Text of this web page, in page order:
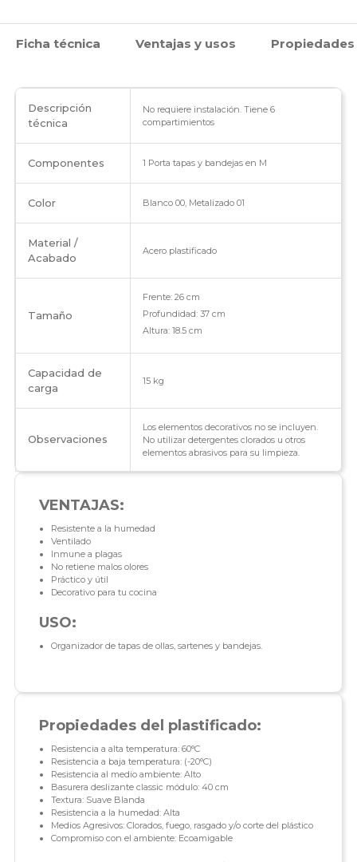
Ficha técnica Ventajas y usos Propiedades
Descripción
técnica
No requiere instalación. Tiene 6
compartimientos
Componentes 1 Porta tapas y bandejas en M
Color Blanco 00, Metalizado 01
Material /
Acabado
Acero plastificado
Tamaño
Frente: 26 cm
Profundidad: 37 cm
Altura: 18.5 cm
Capacidad de
carga
15 kg
Observaciones
Los elementos decorativos no se incluyen.
No utilizar detergentes clorados u otros
elementos abrasivos para su limpieza.
VENTAJAS:
Resistente a la humedad
Ventilado
Inmune a plagas
No retiene malos olores
Práctico y útil
Decorativo para tu cocina
USO:
Organizador de tapas de ollas, sartenes y bandejas.
Propiedades del plastificado:
Resistencia a alta temperatura: 60°C
Resistencia a baja temperatura: (-20°C)
Resistencia al medio ambiente: Alto
Basurera deslizante classic módulo: 40 cm
Textura: Suave Blanda
Resistencia a la humedad: Alta
Medios Agresivos: Clorados, fuego, rasgado y/o corte del plástico
Compromiso con el ambiente: Ecoamigable